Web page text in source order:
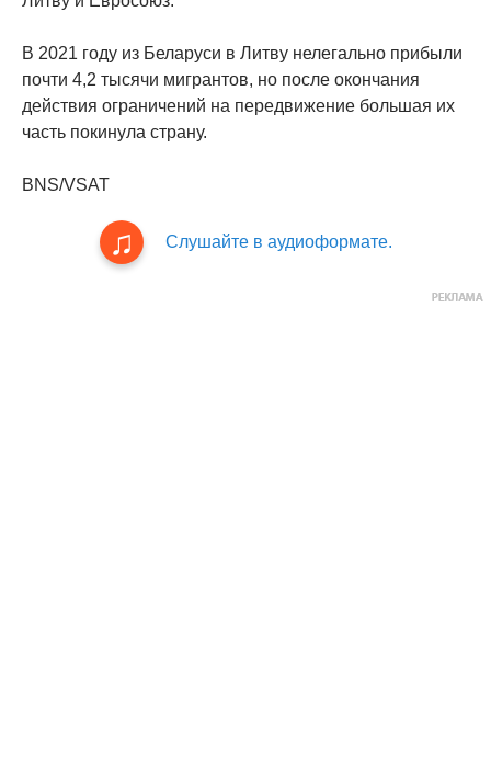
В 2021 году из Беларуси в Литву нелегально прибыли
почти 4,2 тысячи мигрантов, но после окончания
действия ограничений на передвижение большая их
часть покинула страну.
BNS/VSAT
Слушайте в аудиоформате.